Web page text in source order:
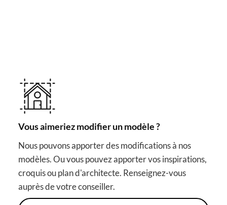
Vous aimeriez modifier un modèle ?
Nous pouvons apporter des modifications à nos
modèles. Ou vous pouvez apporter vos inspirations,
croquis ou plan d'architecte. Renseignez-vous
auprès de votre conseiller.